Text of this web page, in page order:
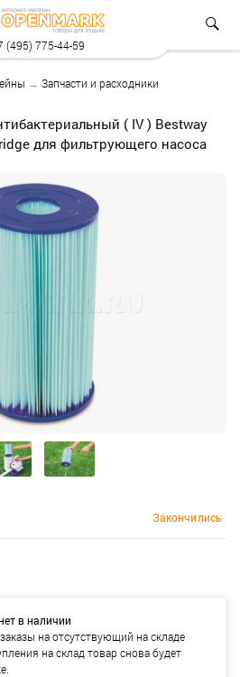
(495) 775-44-59
→ Запчасти и расходники
( IV ) Bestway
для фильтрующего насоса
Закончились
в наличии
на отсутствующий на складе
на склад товар снова будет